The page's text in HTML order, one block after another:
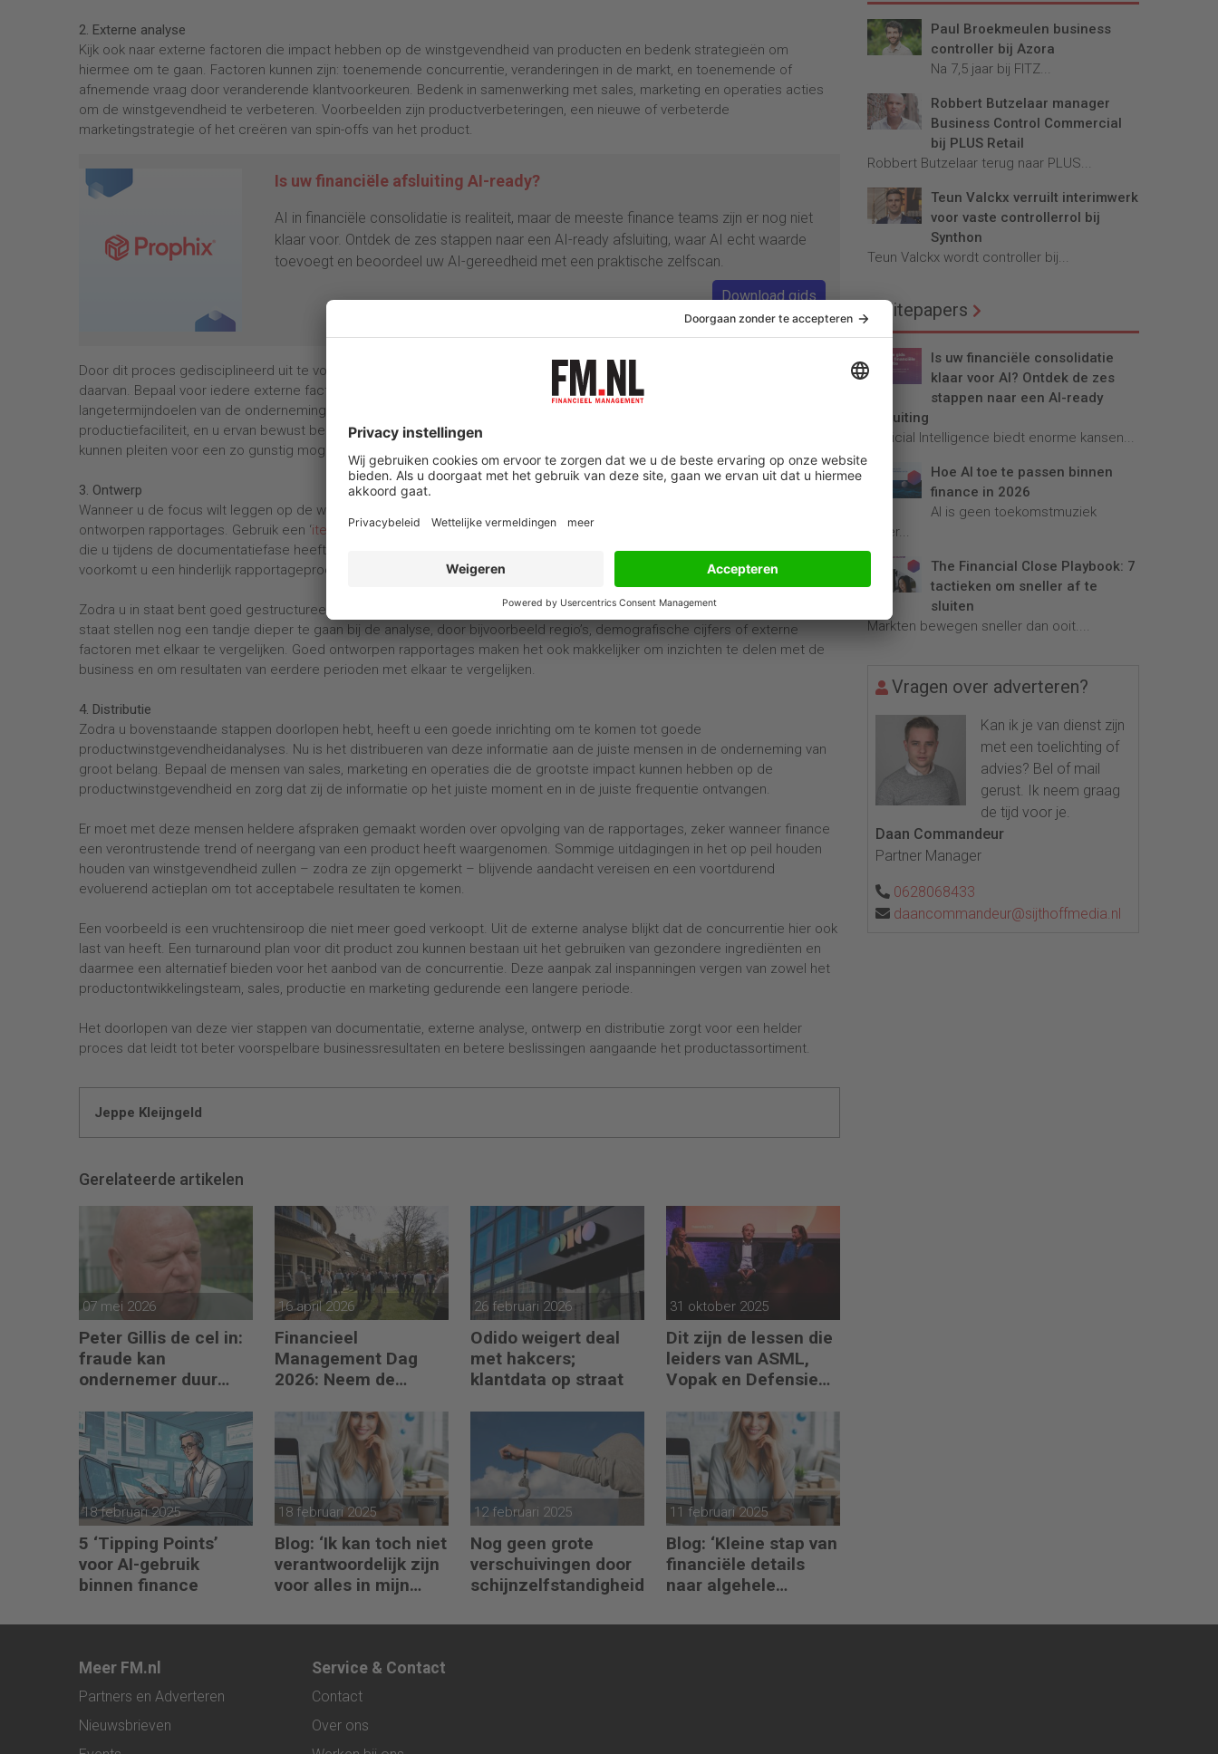
2. Externe analyse
Kijk ook naar externe factoren die impact hebben op de winstgevendheid van producten en bedenk strategieën om
hiermee om te gaan. Factoren kunnen zijn: toenemende concurrentie, veranderingen in de markt, en toenemende of
afnemende vraag door veranderende klantvoorkeuren. Bedenk in samenwerking met sales, marketing en operaties acties
om de winstgevendheid te verbeteren. Voorbeelden zijn productverbeteringen, een nieuwe of verbeterde
marketingstrategie of het creëren van spin-offs van het product.
Is uw financiële afsluiting AI-ready?
AI in financiële consolidatie is realiteit, maar de meeste finance teams zijn er nog niet
klaar voor. Ontdek de zes stappen naar een AI-ready afsluiting, waar AI echt waarde
toevoegt en beoordeel uw AI-gereedheid met een praktische zelfscan.
Download gids
Door dit proces gedisciplineerd uit te voeren, zult u een steeds beter begrip krijgen van de externe factoren en de invloed
daarvan. Bepaal voor iedere externe factor de mate van impact op de winstgevendheid en denk ook aan de
langetermijndoelen van de onderneming. Bijvoorbeeld, wanneer uw organisatie plannen heeft voor een nieuwe
productiefaciliteit, en u ervan bewust bent geworden dat supply-chainkosten de marges opeten, zou u in een vroeg stadium
kunnen pleiten voor een zo gunstig mogelijke locatie.
3. Ontwerp
Wanneer u de focus wilt leggen op de winstgevendheid van producten, onderschat dan niet het belang van goed
ontworpen rapportages. Gebruik een ‘item master’ om data te organiseren en werk het product door de categorieën heen
die u tijdens de documentatiefase heeft bedacht. Door de analyse op een dergelijk gedisciplineerde wijze aan te pakken
voorkomt u een hinderlijk rapportageproces en risico’s op inconsistentie.
Zodra u in staat bent goed gestructureerde rapportages te genereren, kunt u extra subcategorieën toevoegen die u in
staat stellen nog een tandje dieper te gaan bij de analyse, door bijvoorbeeld regio’s, demografische cijfers of externe
factoren met elkaar te vergelijken. Goed ontworpen rapportages maken het ook makkelijker om inzichten te delen met de
business en om resultaten van eerdere perioden met elkaar te vergelijken.
4. Distributie
Zodra u bovenstaande stappen doorlopen hebt, heeft u een goede inrichting om te komen tot goede
productwinstgevendheidanalyses. Nu is het distribueren van deze informatie aan de juiste mensen in de onderneming van
groot belang. Bepaal de mensen van sales, marketing en operaties die de grootste impact kunnen hebben op de
productwinstgevendheid en zorg dat zij de informatie op het juiste moment en in de juiste frequentie ontvangen.
Er moet met deze mensen heldere afspraken gemaakt worden over opvolging van de rapportages, zeker wanneer finance
een verontrustende trend of neergang van een product heeft waargenomen. Sommige uitdagingen in het op peil houden
houden van winstgevendheid zullen – zodra ze zijn opgemerkt – blijvende aandacht vereisen en een voortdurend
evoluerend actieplan om tot acceptabele resultaten te komen.
Een voorbeeld is een vruchtensiroop die niet meer goed verkoopt. Uit de externe analyse blijkt dat de concurrentie hier ook
last van heeft. Een turnaround plan voor dit product zou kunnen bestaan uit het gebruiken van gezondere ingrediënten en
daarmee een alternatief bieden voor het aanbod van de concurrentie. Deze aanpak zal inspanningen vergen van zowel het
productontwikkelingsteam, sales, productie en marketing gedurende een langere periode.
Het doorlopen van deze vier stappen van documentatie, externe analyse, ontwerp en distributie zorgt voor een helder
proces dat leidt tot beter voorspelbare businessresultaten en betere beslissingen aangaande het productassortiment.
Jeppe Kleijngeld
Gerelateerde artikelen
07 mei 2026
Peter Gillis de cel in:
fraude kan
ondernemer duur
16 april 2026
Financieel
Management Dag
2026: Neem de
26 februari 2026
Odido weigert deal
met hakcers;
klantdata op straat
31 oktober 2025
Dit zijn de lessen die
leiders van ASML,
Vopak en Defensie
turbulente tijden
18 februari 2025
5 ‘Tipping Points’
voor AI-gebruik
binnen finance
18 februari 2025
Blog: ‘Ik kan toch niet
verantwoordelijk zijn
voor alles in mijn
12 februari 2025
Nog geen grote
verschuivingen door
schijnzelfstandigheid
11 februari 2025
Blog: ‘Kleine stap van
financiële details
naar algehele
Paul Broekmeulen business
controller bij Azora
Na 7,5 jaar bij FITZ...
Robbert Butzelaar manager
Business Control Commercial
bij PLUS Retail
Robbert Butzelaar terug naar PLUS...
Teun Valckx verruilt interimwerk
voor vaste controllerrol bij
Synthon
Teun Valckx wordt controller bij...
Whitepapers
Is uw financiële consolidatie
klaar voor AI? Ontdek de zes
stappen naar een AI-ready
afsluiting
Artificial Intelligence biedt enorme kansen...
Hoe AI toe te passen binnen
finance in 2026
AI is geen toekomstmuziek
meer...
The Financial Close Playbook: 7
tactieken om sneller af te
sluiten
Markten bewegen sneller dan ooit....
Vragen over adverteren?
Kan ik je van dienst zijn
met een toelichting of
advies? Bel of mail
gerust. Ik neem graag
de tijd voor je.
Daan Commandeur
Partner Manager
0628068433
daancommandeur@sijthoffmedia.nl
Meer FM.nl
Partners en Adverteren
Nieuwsbrieven
Service & Contact
Contact
Over ons